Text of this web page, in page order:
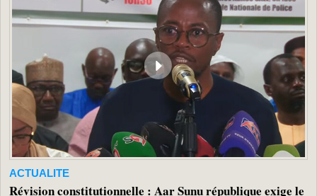
ACTUALITE
Révision constitutionnelle : Aar Sunu république exige le